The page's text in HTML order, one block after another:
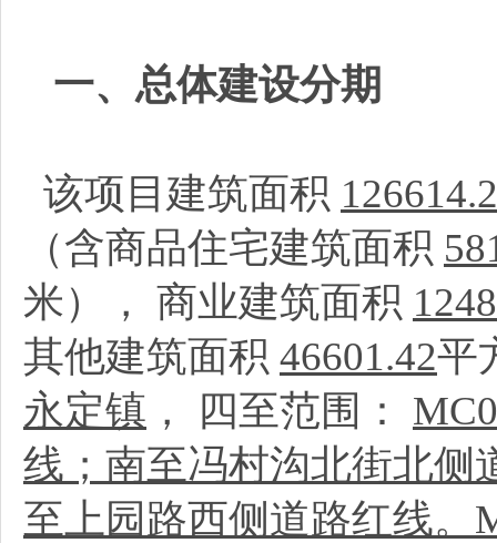
一、总体建设分期
该项目建筑面积 126614.2
（含商品住宅建筑面积
米）， 商业建筑面积
其他建筑面积 46601.42平
永定镇 ， 四至范围：
线；南至冯村沟北街北侧
至上园路西侧道路红线。